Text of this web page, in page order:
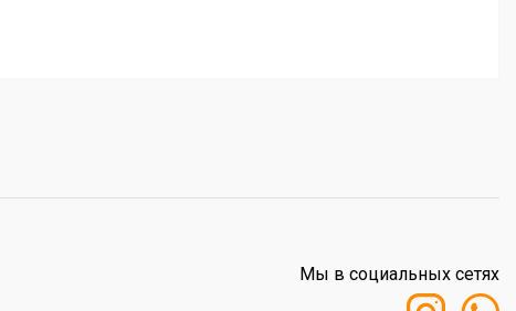
Мы в социальных сетях